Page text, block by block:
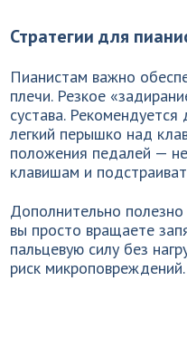
Стратегии для
Пианистам важно
плечи. Резкое
сустава.
легкий перышко над
положения педалей —
клавишам и
Дополнительно
вы просто вращаете
пальцевую силу без
риск микроповреждений.